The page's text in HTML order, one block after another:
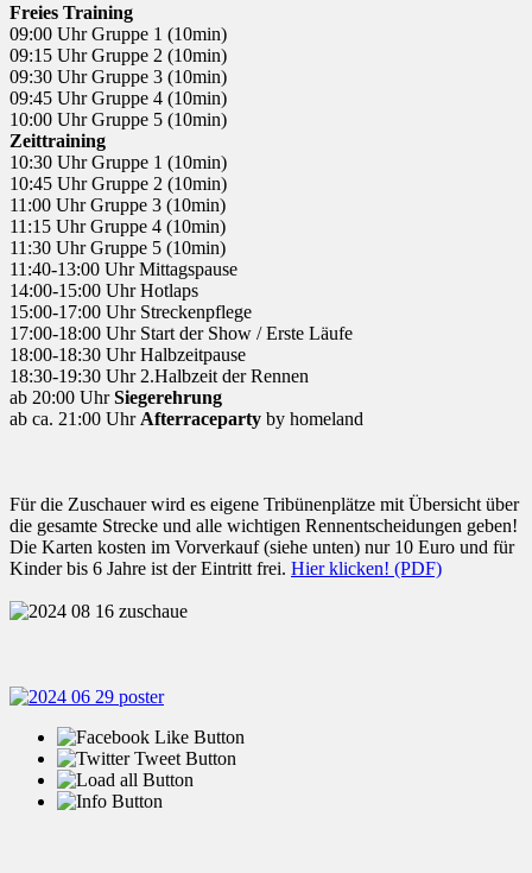
Freies Training
09:00 Uhr Gruppe 1 (10min)
09:15 Uhr Gruppe 2 (10min)
09:30 Uhr Gruppe 3 (10min)
09:45 Uhr Gruppe 4 (10min)
10:00 Uhr Gruppe 5 (10min)
Zeittraining
10:30 Uhr Gruppe 1 (10min)
10:45 Uhr Gruppe 2 (10min)
11:00 Uhr Gruppe 3 (10min)
11:15 Uhr Gruppe 4 (10min)
11:30 Uhr Gruppe 5 (10min)
11:40-13:00 Uhr Mittagspause
14:00-15:00 Uhr Hotlaps
15:00-17:00 Uhr Streckenpflege
17:00-18:00 Uhr Start der Show / Erste Läufe
18:00-18:30 Uhr Halbzeitpause
18:30-19:30 Uhr 2.Halbzeit der Rennen
ab 20:00 UhrSiegerehrung
ab ca. 21:00 Uhr Afterraceparty by homeland
Für die Zuschauer wird es eigene Tribünenplätze mit Übersicht über
die gesamte Strecke und alle wichtigen Rennentscheidungen geben!
Die Karten kosten im Vorverkauf (siehe unten) nur 10 Euro und für
Kinder bis 6 Jahre ist der Eintritt frei. Hier klicken! (PDF)